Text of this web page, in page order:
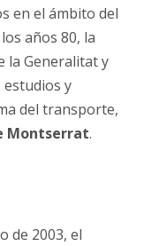
en el ámbito del
años 80, la
la Generalitat y
estudios y
del transporte,
Montserrat.
de 2003, el